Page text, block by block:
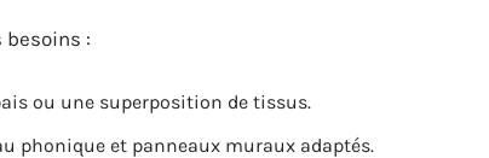
besoins :
ou une superposition de tissus.
phonique et panneaux muraux adaptés.